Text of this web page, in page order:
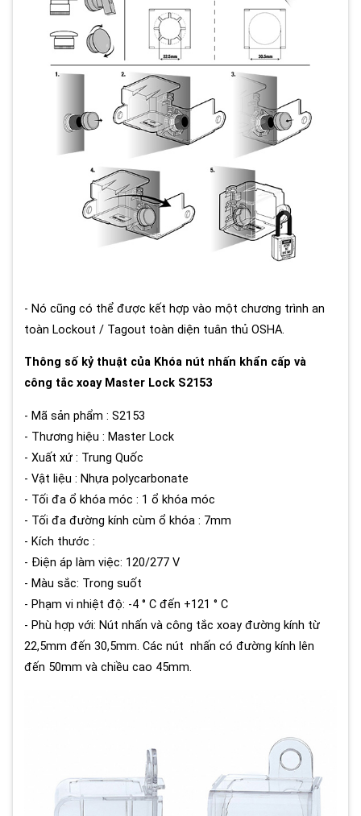
- Nó cũng có thể được kết hợp vào một chương trình an
toàn Lockout / Tagout toàn diện tuân thủ OSHA.
Thông số kỷ thuật của Khóa nút nhấn khẩn cấp và
công tắc xoay Master Lock S2153
- Mã sản phẩm : S2153
- Thương hiệu : Master Lock
- Xuất xứ : Trung Quốc
- Vật liệu : Nhựa polycarbonate
- Tối đa ổ khóa móc : 1 ổ khóa móc
- Tối đa đường kính cùm ổ khóa : 7mm
- Kích thước :
- Điện áp làm việc: 120/277 V
- Màu sắc: Trong suốt
- Phạm vi nhiệt độ: -4 ° C đến +121 ° C
- Phù hợp với: Nút nhấn và công tắc xoay đường kính từ
22,5mm đến 30,5mm. Các nút nhấn có đường kính lên
đến 50mm và chiều cao 45mm.